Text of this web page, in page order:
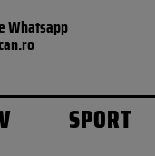
Whatsapp
SPORT